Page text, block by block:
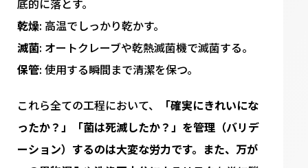
底的に落とす。
乾燥: 高温でしっかり乾かす。
滅菌: オートクレーブや乾熱滅菌機で滅菌する。
保管: 使用する瞬間まで清潔を保つ。
これら全ての工程において、
「確実にきれいにな
ったか？」「菌は死滅したか？」を管理（バリデ
ーション）するのは大変な労力です。また、万が